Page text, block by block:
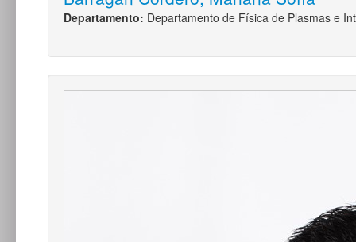
Departamento: Departamento de Física de Plasmas e